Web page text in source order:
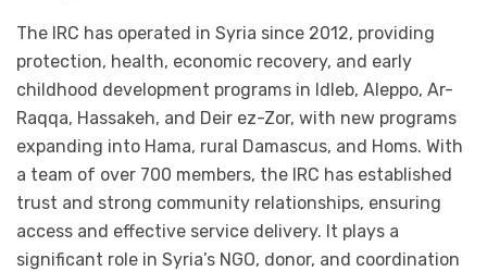
The IRC has operated in Syria since 2012, providing
protection, health, economic recovery, and early
childhood development programs in Idleb, Aleppo, Ar-
Raqqa, Hassakeh, and Deir ez-Zor, with new programs
expanding into Hama, rural Damascus, and Homs. With
a team of over 700 members, the IRC has established
trust and strong community relationships, ensuring
access and effective service delivery. It plays a
significant role in Syria’s NGO, donor, and coordination